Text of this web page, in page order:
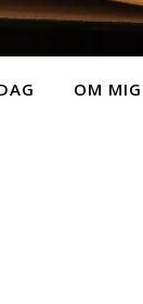
OM MIG